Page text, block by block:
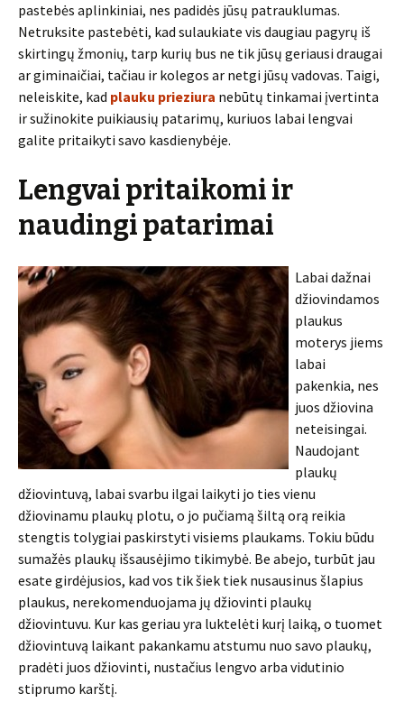
pastebės aplinkiniai, nes padidės jūsų patrauklumas.
Netruksite pastebėti, kad sulaukiate vis daugiau pagyrų iš
skirtingų žmonių, tarp kurių bus ne tik jūsų geriausi draugai
ar giminaičiai, tačiau ir kolegos ar netgi jūsų vadovas. Taigi,
neleiskite, kad plauku prieziura nebūtų tinkamai įvertinta
ir sužinokite puikiausių patarimų, kuriuos labai lengvai
galite pritaikyti savo kasdienybėje.
Lengvai pritaikomi ir
naudingi patarimai
Labai dažnai
džiovindamos
plaukus
moterys jiems
labai
pakenkia, nes
juos džiovina
neteisingai.
Naudojant
plaukų
džiovintuvą, labai svarbu ilgai laikyti jo ties vienu
džiovinamu plaukų plotu, o jo pučiamą šiltą orą reikia
stengtis tolygiai paskirstyti visiems plaukams. Tokiu būdu
sumažės plaukų išsausėjimo tikimybė. Be abejo, turbūt jau
esate girdėjusios, kad vos tik šiek tiek nusausinus šlapius
plaukus, nerekomenduojama jų džiovinti plaukų
džiovintuvu. Kur kas geriau yra luktelėti kurį laiką, o tuomet
džiovintuvą laikant pakankamu atstumu nuo savo plaukų,
pradėti juos džiovinti, nustačius lengvo arba vidutinio
stiprumo karštį.